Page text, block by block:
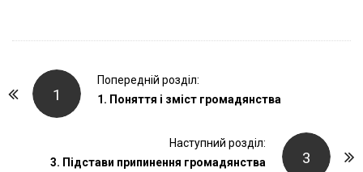
1
Попередній розділ:
1. Поняття і зміст громадянства
3
Наступний розділ:
3. Підстави припинення громадянства